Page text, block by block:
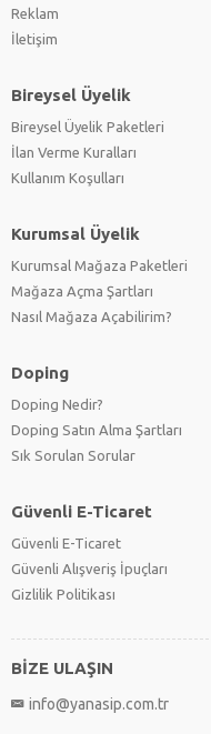
Reklam
İletişim
Bireysel Üyelik
Bireysel Üyelik Paketleri
İlan Verme Kuralları
Kullanım Koşulları
Kurumsal Üyelik
Kurumsal Mağaza Paketleri
Mağaza Açma Şartları
Nasıl Mağaza Açabilirim?
Doping
Doping Nedir?
Doping Satın Alma Şartları
Sık Sorulan Sorular
Güvenli E-Ticaret
Güvenli E-Ticaret
Güvenli Alışveriş İpuçları
Gizlilik Politikası
BİZE ULAŞIN
info@yanasip.com.tr